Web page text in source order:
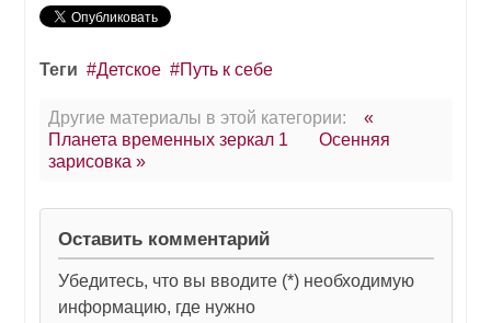
Теги Детское Путь к себе
Другие материалы в этой категории:
«
Планета временных зеркал 1
Осенняя
зарисовка »
Оставить комментарий
Убедитесь, что вы вводите (*) необходимую
информацию, где нужно